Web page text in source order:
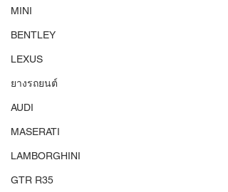
MINI
BENTLEY
LEXUS
ยางรถยนต์
AUDI
MASERATI
LAMBORGHINI
GTR R35